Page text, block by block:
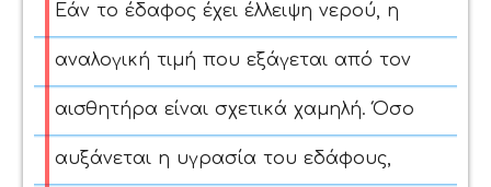
Εάν το έδαφος έχει έλλειψη νερού, η
αναλογική τιμή που εξάγεται από τον
αισθητήρα είναι σχετικά χαμηλή. Όσο
αυξάνεται η υγρασία του εδάφους,